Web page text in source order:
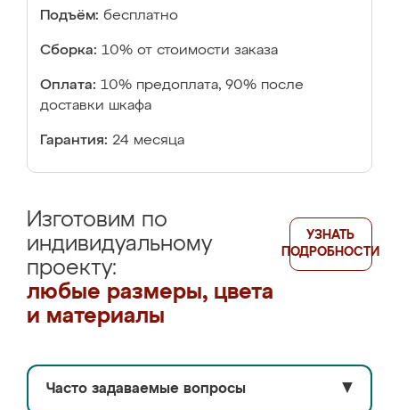
Подъём: бесплатно
Сборка: 10% от стоимости заказа
Оплата: 10% предоплата, 90% после
доставки шкафа
Гарантия: 24 месяца
Изготовим по
индивидуальному
проекту:
любые размеры, цвета
и материалы
УЗНАТЬ
ПОДРОБНОСТИ
Часто задаваемые вопросы ▼